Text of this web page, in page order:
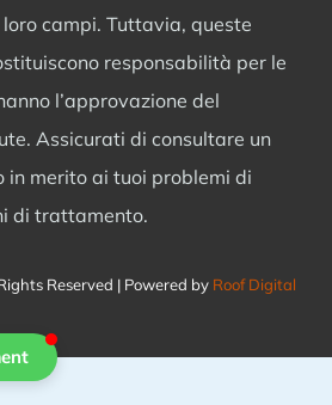
campi. Tuttavia, queste
responsabilità per le
l’approvazione del
Assicurati di consultare un
merito ai tuoi problemi di
di trattamento.
Reserved | Powered by Roof Digital